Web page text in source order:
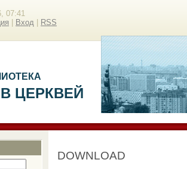
07:41
Вход RSS
ЦЕРКВЕЙ
DOWNLOAD